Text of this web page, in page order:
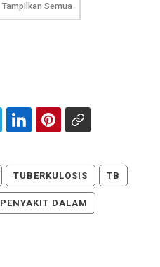
Tampilkan Semua
TUBERKULOSIS TB
PENYAKIT DALAM